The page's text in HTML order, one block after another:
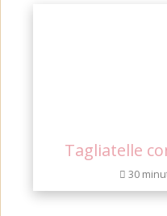
Tagliatelle
30